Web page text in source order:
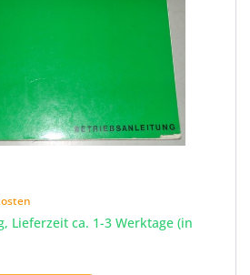
Lieferzeit ca. 1-3 Werktage (in